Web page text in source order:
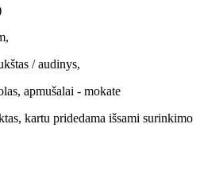
/ audinys,
apmušalai - mokate
kartu pridedama išsami surinkimo